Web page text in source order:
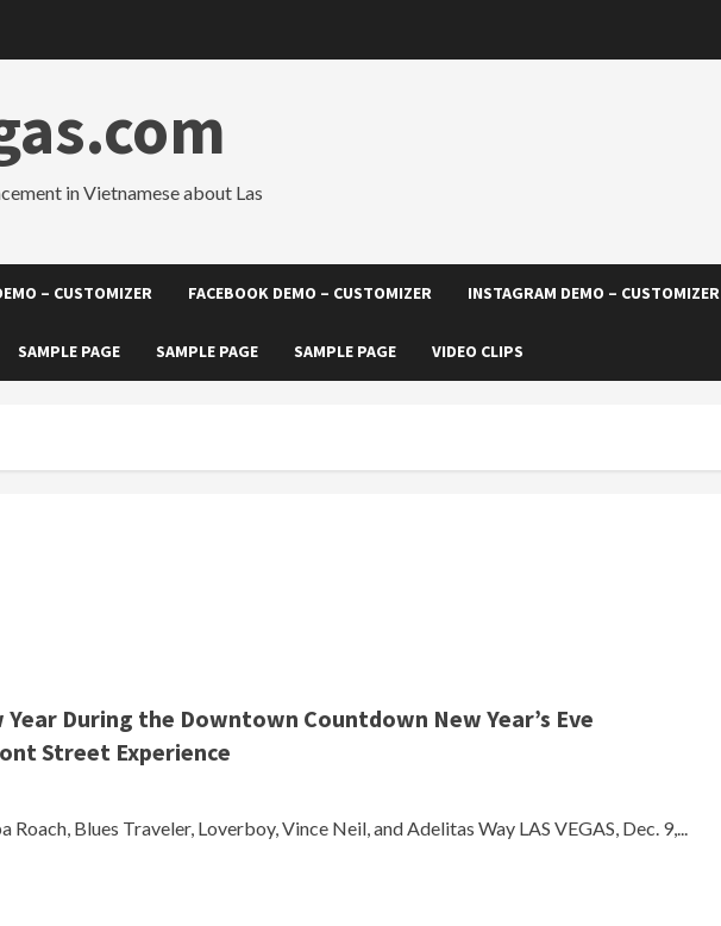
in Vietnamese about Las
– CUSTOMIZER FACEBOOK DEMO – CUSTOMIZER INSTAGRAM DEMO – CUSTOMIZER
SAMPLE PAGE SAMPLE PAGE SAMPLE PAGE VIDEO CLIPS
Year During the Downtown Countdown New Year’s Eve
Street Experience
Blues Traveler, Loverboy, Vince Neil, and Adelitas Way LAS VEGAS, Dec. 9,...